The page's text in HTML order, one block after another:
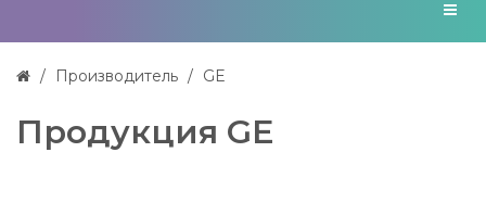
Производитель GE
Продукция GE